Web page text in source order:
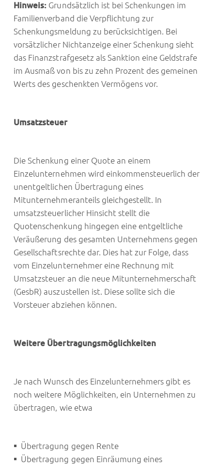
Hinweis: Grundsätzlich ist bei Schenkungen im
Familienverband die Verpflichtung zur
Schenkungsmeldung zu berücksichtigen. Bei
vorsätzlicher Nichtanzeige einer Schenkung sieht
das Finanzstrafgesetz als Sanktion eine Geldstrafe
im Ausmaß von bis zu zehn Prozent des gemeinen
Werts des geschenkten Vermögens vor.
Umsatzsteuer
Die Schenkung einer Quote an einem
Einzelunternehmen wird einkommensteuerlich der
unentgeltlichen Übertragung eines
Mitunternehmeranteils gleichgestellt. In
umsatzsteuerlicher Hinsicht stellt die
Quotenschenkung hingegen eine entgeltliche
Veräußerung des gesamten Unternehmens gegen
Gesellschaftsrechte dar. Dies hat zur Folge, dass
vom Einzelunternehmer eine Rechnung mit
Umsatzsteuer an die neue Mitunternehmerschaft
(GesbR) auszustellen ist. Diese sollte sich die
Vorsteuer abziehen können.
Weitere Übertragungsmöglichkeiten
Je nach Wunsch des Einzelunternehmers gibt es
noch weitere Möglichkeiten, ein Unternehmen zu
übertragen, wie etwa
Übertragung gegen Rente
Übertragung gegen Einräumung eines